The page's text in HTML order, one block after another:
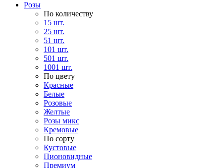
Розы
По количеству
15 шт.
25 шт.
51 шт.
101 шт.
501 шт.
1001 шт.
По цвету
Красные
Белые
Розовые
Желтые
Розы микс
Кремовые
По сорту
Кустовые
Пионовидные
Премиум